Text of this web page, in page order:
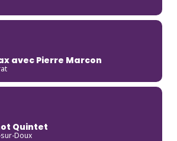
avec Pierre Marcon
Quintet
Doux